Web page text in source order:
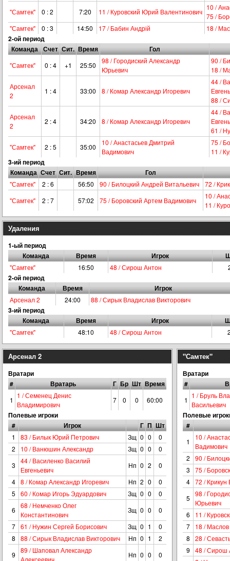
"Самтек"
0 : 2 7:20 11 / Куровский Юрий Валентинович
10 /
75 /
"Самтек"
0 : 3 14:50 17 / Бабин Андрій 18 /
2-ой период
Команда Счет Сит. Время Гол
"Самтек" 0 : 4 +1 25:50
98 / Городиский Александр
Юрьевич
90 /
18 /
Арсенал
2
1 : 4 33:00 8 / Комар Александр Игоревич
44 /
88 /
Арсенал
2
2 : 4 34:20 8 / Комар Александр Игоревич
44 /
61 /
"Самтек"
2 : 5 35:00
10 / Анастасьев Дмитрий
Вадимович
75 /
11 /
3-ий период
Команда Счет Сит. Время Гол
"Самтек" 2 : 6 56:50 90 / Билоцкий Андрей Витальевич
72 /
"Самтек"
2 : 7 57:02 75 / Боровский Артем Вадимович
10 /
11 /
Удаления
1-ый период
Команда
Время Игрок
"Самтек" 16:50 48 / Сирош Антон
2-ой период
Команда
Время Игрок
Арсенал 2 24:00 88 / Сирык Владислав Викторович
3-ий период
Команда
Время Игрок
"Самтек" 48:10 48 / Сирош Антон
Арсенал 2
Вратари
#
Вратарь Г Бр Шт Время
1
1 / Семенец Денис
Владимирович
7 0 0 60:00
Полевые игроки
#
Игрок Г П Шт
1 83 / Билык Юрий Петрович Зщ 0 0
0
2
10 / Ванюшин Александр Зщ 0 0
0
3
44 / Василенко Василий
Евгеньевич
Нп 0 2
0
4
8 / Комар Александр Игоревич Нп 2 0
0
5
60 / Комар Игорь Эдуардович Зщ 0 0
0
6
68 / Немченко Олег
Константинович
Зщ 0 0
0
7
61 / Нужин Сергей Борисович Зщ 0 1
0
8
88 / Сирык Владислав Викторович Нп 0 1
2
9
89 / Шаповал Александр
Алексеевич
Нп 0 0 0
"Самтек"
Вратари
#
1
1 / Бруль
Васильевич
Полевые
#
1
10 /
Вадимович
2
90 /
3
75 /
4
72 / Крикун
5
98 /
Юрьевич
6
11 /
7
18 /
8
28 /
9
48 / Сирош